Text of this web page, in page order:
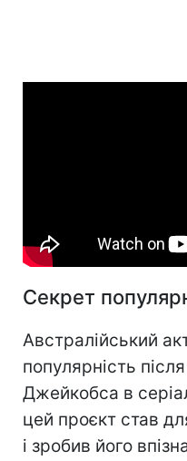
Секрет
Австралійський
популярність
Джейкобса в
цей проєкт став
і зробив його